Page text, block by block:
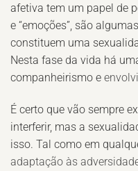
afetiva tem um papel de
e “emoções”, são
constituem uma
Nesta fase da vida há
companheirismo e
É certo que vão sempre
interferir, mas a
isso. Tal como em
adaptação às